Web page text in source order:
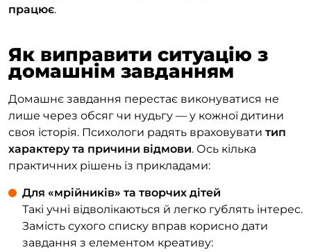
працює.
Як виправити ситуацію з
домашнім завданням
Домашнє завдання перестає виконуватися не
лише через обсяг чи нудьгу — у кожної дитини
своя історія. Психологи радять враховувати тип
характеру та причини відмови. Ось кілька
практичних рішень із прикладами:
Для «мрійників» та творчих дітей
Такі учні відволікаються й легко гублять інтерес.
Замість сухого списку вправ корисно дати
завдання з елементом креативу: